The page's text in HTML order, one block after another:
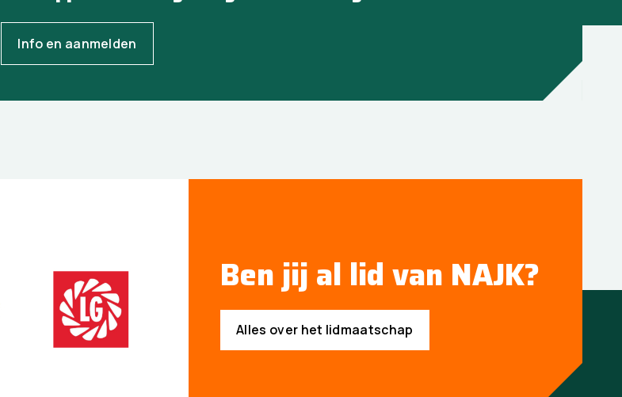
Info en aanmelden
Ben jij al lid van NAJK?
Alles over het lidmaatschap